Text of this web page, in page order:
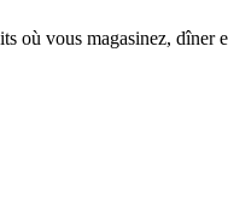
où vous magasinez, dîner